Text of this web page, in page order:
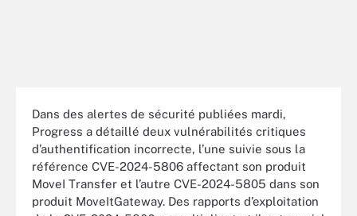
Dans des alertes de sécurité publiées mardi,
Progress a détaillé deux vulnérabilités critiques
d’authentification incorrecte, l’une suivie sous la
référence CVE-2024-5806 affectant son produit
MoveI Transfer et l’autre CVE-2024-5805 dans son
produit MoveItGateway. Des rapports d’exploitation